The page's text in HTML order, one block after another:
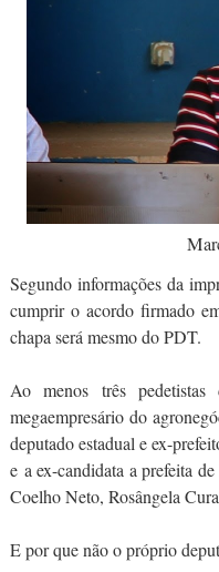
Segundo informações da
cumprir o acordo firmado
chapa será mesmo do PDT.
Ao menos três
megaempresário do
deputado estadual e ex-
e a ex-candidata a prefeita
Coelho Neto, Rosângela
E por que não o próprio